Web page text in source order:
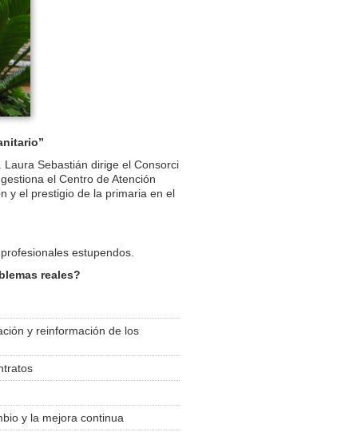
Sebastián dirige el Consorci
el Centro de Atención
y el prestigio de la primaria en el
estupendos.
reales?
y reinformación de los
y la mejora continua